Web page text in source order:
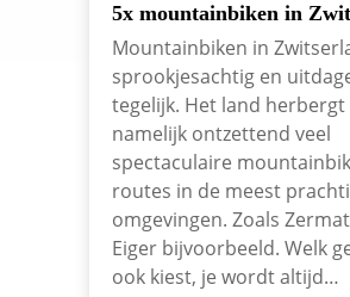
5x mountainbiken in
Mountainbiken in
sprookjesachtig en
tegelijk. Het land herbergt
namelijk ontzettend veel
spectaculaire
routes in de meest
omgevingen. Zoals
Eiger bijvoorbeeld. Welk
ook kiest, je wordt altijd…